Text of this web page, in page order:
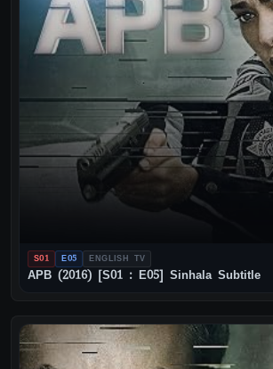
S01 E05 ENGLISH TV
APB (2016) [S01 : E05] Sinhala Subtitle